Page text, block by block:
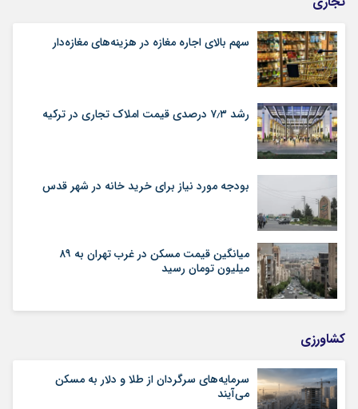
سهم بالای اجاره‌‌ مغازه در هزینه‌‌های مغازه‌‌دار
رشد ۷٫۳ درصدی قیمت‌ املاک تجاری در ترکیه
بودجه مورد نیاز برای خرید خانه در شهر قدس
میانگین قیمت مسکن در غرب تهران به ۸۹
میلیون تومان رسید
کشاورزی
سرمایه‌های سرگردان از طلا و دلار به مسکن
می‌آیند